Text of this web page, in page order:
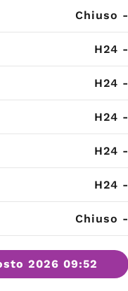
Chiuso -
H24 -
H24 -
H24 -
H24 -
H24 -
Chiuso -
2026 09:52